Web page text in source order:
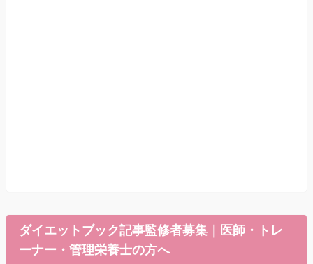
ダイエットブック記事監修者募集｜医師・トレ
ーナー・管理栄養士の方へ